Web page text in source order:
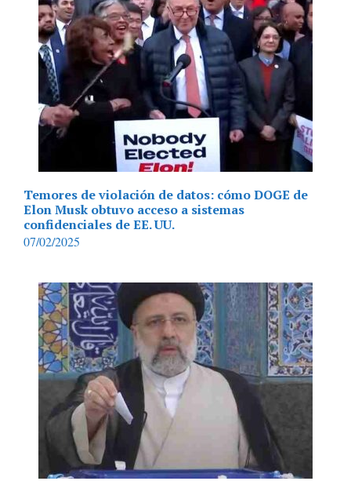
Temores de violación de datos: cómo DOGE de
Elon Musk obtuvo acceso a sistemas
confidenciales de EE. UU.
07/02/2025